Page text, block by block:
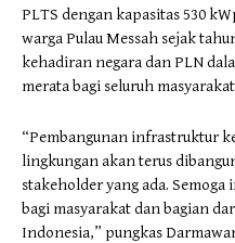
PLTS dengan kapasitas 530
warga Pulau Messah sejak
kehadiran negara dan PLN
merata bagi seluruh
“Pembangunan infrastruktur
lingkungan akan terus
stakeholder yang ada.
bagi masyarakat dan bagian
Indonesia,” pungkas